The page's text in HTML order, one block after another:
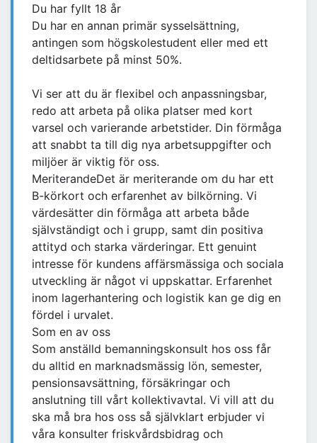
Du har fyllt 18 år
Du har en annan primär sysselsättning,
antingen som högskolestudent eller med ett
deltidsarbete på minst 50%.
Vi ser att du är flexibel och anpassningsbar,
redo att arbeta på olika platser med kort
varsel och varierande arbetstider. Din förmåga
att snabbt ta till dig nya arbetsuppgifter och
miljöer är viktig för oss.
MeriterandeDet är meriterande om du har ett
B-körkort och erfarenhet av bilkörning. Vi
värdesätter din förmåga att arbeta både
självständigt och i grupp, samt din positiva
attityd och starka värderingar. Ett genuint
intresse för kundens affärsmässiga och sociala
utveckling är något vi uppskattar. Erfarenhet
inom lagerhantering och logistik kan ge dig en
fördel i urvalet.
Som en av oss
Som anställd bemanningskonsult hos oss får
du alltid en marknadsmässig lön, semester,
pensionsavsättning, försäkringar och
anslutning till vårt kollektivavtal. Vi vill att du
ska må bra hos oss så självklart erbjuder vi
våra konsulter friskvårdsbidrag och